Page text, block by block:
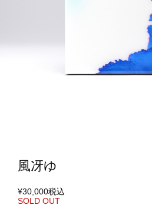
風冴ゆ
¥30,000税込
SOLD OUT